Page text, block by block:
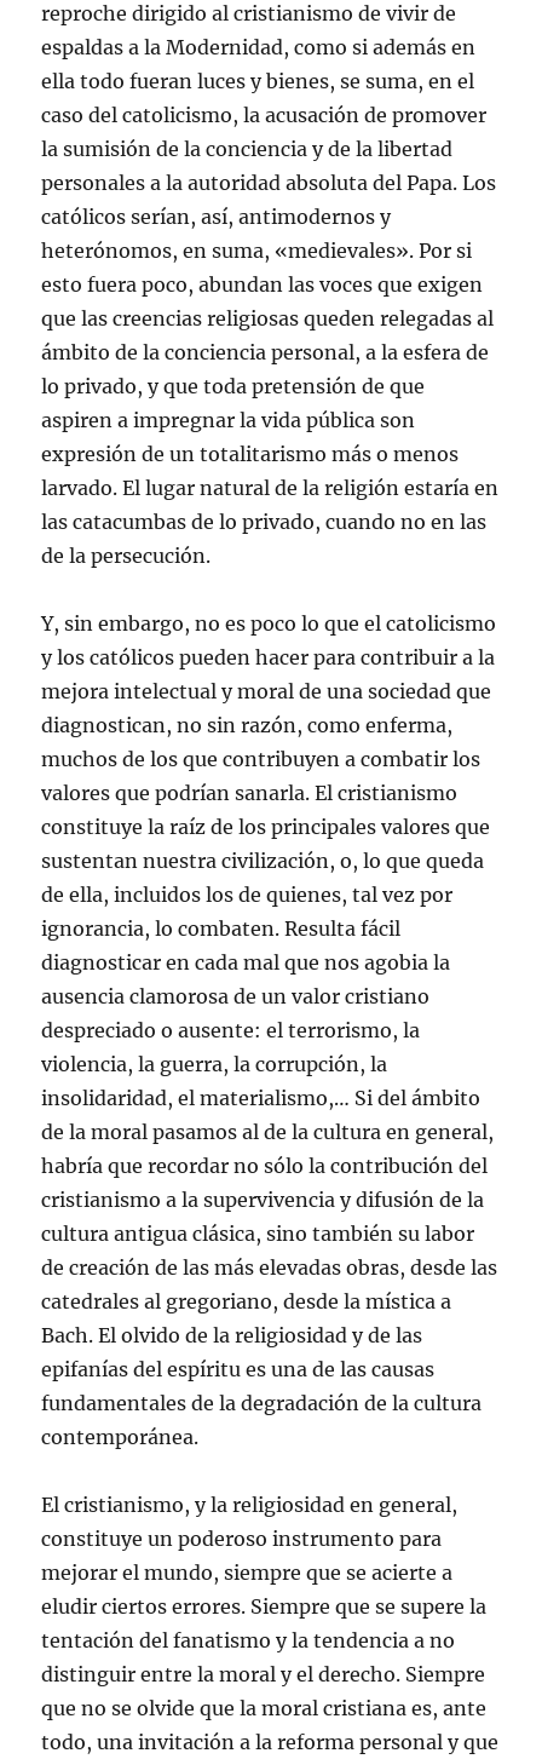
reproche dirigido al cristianismo de vivir de
espaldas a la Modernidad, como si además en
ella todo fueran luces y bienes, se suma, en el
caso del catolicismo, la acusación de promover
la sumisión de la conciencia y de la libertad
personales a la autoridad absoluta del Papa. Los
católicos serían, así, antimodernos y
heterónomos, en suma, «medievales». Por si
esto fuera poco, abundan las voces que exigen
que las creencias religiosas queden relegadas al
ámbito de la conciencia personal, a la esfera de
lo privado, y que toda pretensión de que
aspiren a impregnar la vida pública son
expresión de un totalitarismo más o menos
larvado. El lugar natural de la religión estaría en
las catacumbas de lo privado, cuando no en las
de la persecución.
Y, sin embargo, no es poco lo que el catolicismo
y los católicos pueden hacer para contribuir a la
mejora intelectual y moral de una sociedad que
diagnostican, no sin razón, como enferma,
muchos de los que contribuyen a combatir los
valores que podrían sanarla. El cristianismo
constituye la raíz de los principales valores que
sustentan nuestra civilización, o, lo que queda
de ella, incluidos los de quienes, tal vez por
ignorancia, lo combaten. Resulta fácil
diagnosticar en cada mal que nos agobia la
ausencia clamorosa de un valor cristiano
despreciado o ausente: el terrorismo, la
violencia, la guerra, la corrupción, la
insolidaridad, el materialismo,… Si del ámbito
de la moral pasamos al de la cultura en general,
habría que recordar no sólo la contribución del
cristianismo a la supervivencia y difusión de la
cultura antigua clásica, sino también su labor
de creación de las más elevadas obras, desde las
catedrales al gregoriano, desde la mística a
Bach. El olvido de la religiosidad y de las
epifanías del espíritu es una de las causas
fundamentales de la degradación de la cultura
contemporánea.
El cristianismo, y la religiosidad en general,
constituye un poderoso instrumento para
mejorar el mundo, siempre que se acierte a
eludir ciertos errores. Siempre que se supere la
tentación del fanatismo y la tendencia a no
distinguir entre la moral y el derecho. Siempre
que no se olvide que la moral cristiana es, ante
todo, una invitación a la reforma personal y que